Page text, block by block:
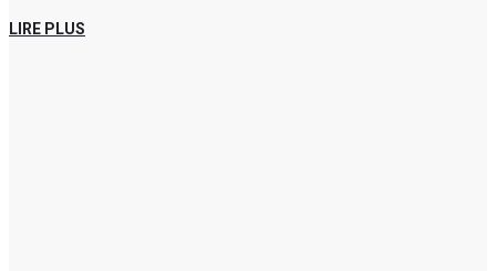
LIRE PLUS